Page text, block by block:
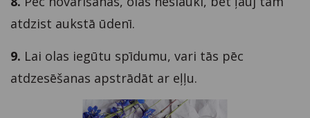
atdzist aukstā ūdenī.
9. Lai olas iegūtu spīdumu, vari tās pēc
atdzesēšanas apstrādāt ar eļļu.